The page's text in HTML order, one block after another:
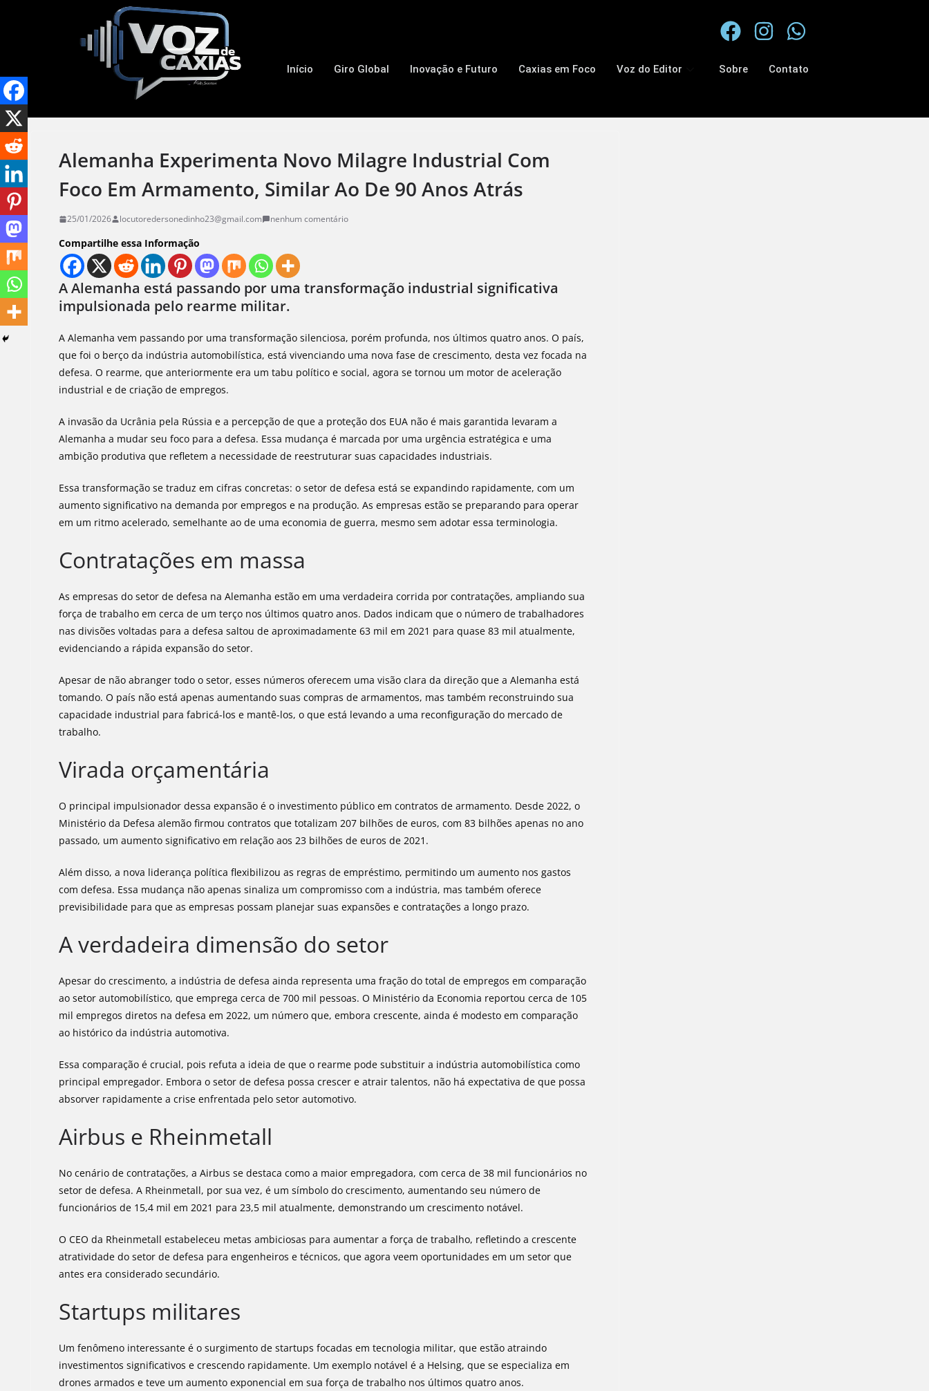
Início Giro Global Inovação e Futuro Caxias em Foco Voz do Editor Sobre Contato
Alemanha Experimenta Novo Milagre Industrial Com
Foco Em Armamento, Similar Ao De 90 Anos Atrás
25/01/2026 locutoredersonedinho23@gmail.com nenhum comentário
Compartilhe essa Informação
A Alemanha está passando por uma transformação industrial significativa
impulsionada pelo rearme militar.
A Alemanha vem passando por uma transformação silenciosa, porém profunda, nos últimos quatro anos. O país,
que foi o berço da indústria automobilística, está vivenciando uma nova fase de crescimento, desta vez focada na
defesa. O rearme, que anteriormente era um tabu político e social, agora se tornou um motor de aceleração
industrial e de criação de empregos.
A invasão da Ucrânia pela Rússia e a percepção de que a proteção dos EUA não é mais garantida levaram a
Alemanha a mudar seu foco para a defesa. Essa mudança é marcada por uma urgência estratégica e uma
ambição produtiva que refletem a necessidade de reestruturar suas capacidades industriais.
Essa transformação se traduz em cifras concretas: o setor de defesa está se expandindo rapidamente, com um
aumento significativo na demanda por empregos e na produção. As empresas estão se preparando para operar
em um ritmo acelerado, semelhante ao de uma economia de guerra, mesmo sem adotar essa terminologia.
Contratações em massa
As empresas do setor de defesa na Alemanha estão em uma verdadeira corrida por contratações, ampliando sua
força de trabalho em cerca de um terço nos últimos quatro anos. Dados indicam que o número de trabalhadores
nas divisões voltadas para a defesa saltou de aproximadamente 63 mil em 2021 para quase 83 mil atualmente,
evidenciando a rápida expansão do setor.
Apesar de não abranger todo o setor, esses números oferecem uma visão clara da direção que a Alemanha está
tomando. O país não está apenas aumentando suas compras de armamentos, mas também reconstruindo sua
capacidade industrial para fabricá-los e mantê-los, o que está levando a uma reconfiguração do mercado de
trabalho.
Virada orçamentária
O principal impulsionador dessa expansão é o investimento público em contratos de armamento. Desde 2022, o
Ministério da Defesa alemão firmou contratos que totalizam 207 bilhões de euros, com 83 bilhões apenas no ano
passado, um aumento significativo em relação aos 23 bilhões de euros de 2021.
Além disso, a nova liderança política flexibilizou as regras de empréstimo, permitindo um aumento nos gastos
com defesa. Essa mudança não apenas sinaliza um compromisso com a indústria, mas também oferece
previsibilidade para que as empresas possam planejar suas expansões e contratações a longo prazo.
A verdadeira dimensão do setor
Apesar do crescimento, a indústria de defesa ainda representa uma fração do total de empregos em comparação
ao setor automobilístico, que emprega cerca de 700 mil pessoas. O Ministério da Economia reportou cerca de 105
mil empregos diretos na defesa em 2022, um número que, embora crescente, ainda é modesto em comparação
ao histórico da indústria automotiva.
Essa comparação é crucial, pois refuta a ideia de que o rearme pode substituir a indústria automobilística como
principal empregador. Embora o setor de defesa possa crescer e atrair talentos, não há expectativa de que possa
absorver rapidamente a crise enfrentada pelo setor automotivo.
Airbus e Rheinmetall
No cenário de contratações, a Airbus se destaca como a maior empregadora, com cerca de 38 mil funcionários no
setor de defesa. A Rheinmetall, por sua vez, é um símbolo do crescimento, aumentando seu número de
funcionários de 15,4 mil em 2021 para 23,5 mil atualmente, demonstrando um crescimento notável.
O CEO da Rheinmetall estabeleceu metas ambiciosas para aumentar a força de trabalho, refletindo a crescente
atratividade do setor de defesa para engenheiros e técnicos, que agora veem oportunidades em um setor que
antes era considerado secundário.
Startups militares
Um fenômeno interessante é o surgimento de startups focadas em tecnologia militar, que estão atraindo
investimentos significativos e crescendo rapidamente. Um exemplo notável é a Helsing, que se especializa em
drones armados e teve um aumento exponencial em sua força de trabalho nos últimos quatro anos.